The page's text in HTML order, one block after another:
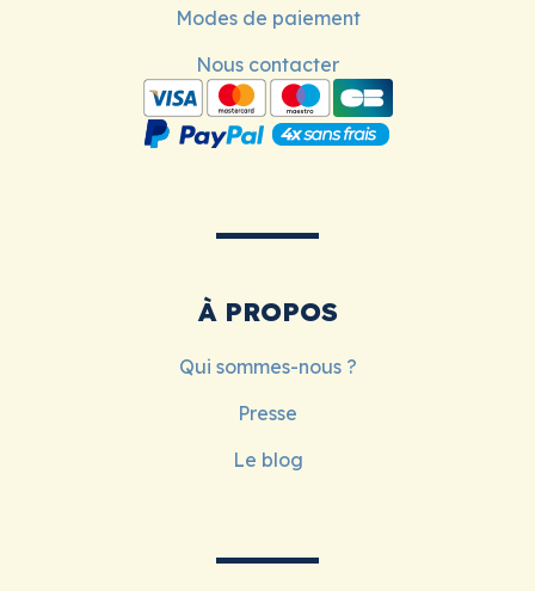
Modes de paiement
Nous contacter
À PROPOS
Qui sommes-nous ?
Presse
Le blog